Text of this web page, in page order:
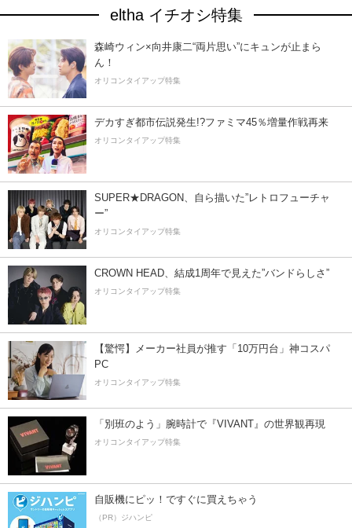
eltha イチオシ特集
森崎ウィン×向井康二“両片思い”にキュンが止まら
ん！
オリコンタイアップ特集
デカすぎ都市伝説発生!?ファミマ45％増量作戦再来
オリコンタイアップ特集
SUPER★DRAGON、自ら描いた”レトロフューチャ
ー”
オリコンタイアップ特集
CROWN HEAD、結成1周年で見えた”バンドらしさ”
オリコンタイアップ特集
【驚愕】メーカー社員が推す「10万円台」神コスパ
PC
オリコンタイアップ特集
「別班のよう」腕時計で『VIVANT』の世界観再現
オリコンタイアップ特集
自販機にピッ！ですぐに買えちゃう
（PR）ジハンピ